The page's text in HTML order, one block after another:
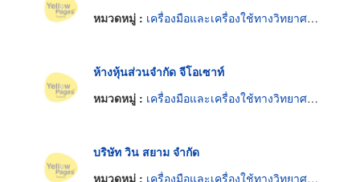
หมวดหมู่ : เครื่องมือและเครื่องใช้ทางวิทยาศาสตร์
ห้างหุ้นส่วนจำกัด จีโอเซาท์
หมวดหมู่ : เครื่องมือและเครื่องใช้ทางวิทยาศาสตร์
บริษัท วิน สยาม จำกัด
หมวดหมู่ : เครื่องมือและเครื่องใช้ทางวิทยาศาสตร์